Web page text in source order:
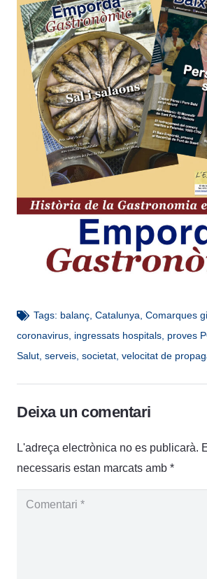
Tags: balanç, Catalunya Comarques
coronavirus ingressats hospitals proves
Salut serveis societat velocitat de
Deixa un comentari
L'adreça electrònica no es publicarà.
necessaris estan marcats amb *